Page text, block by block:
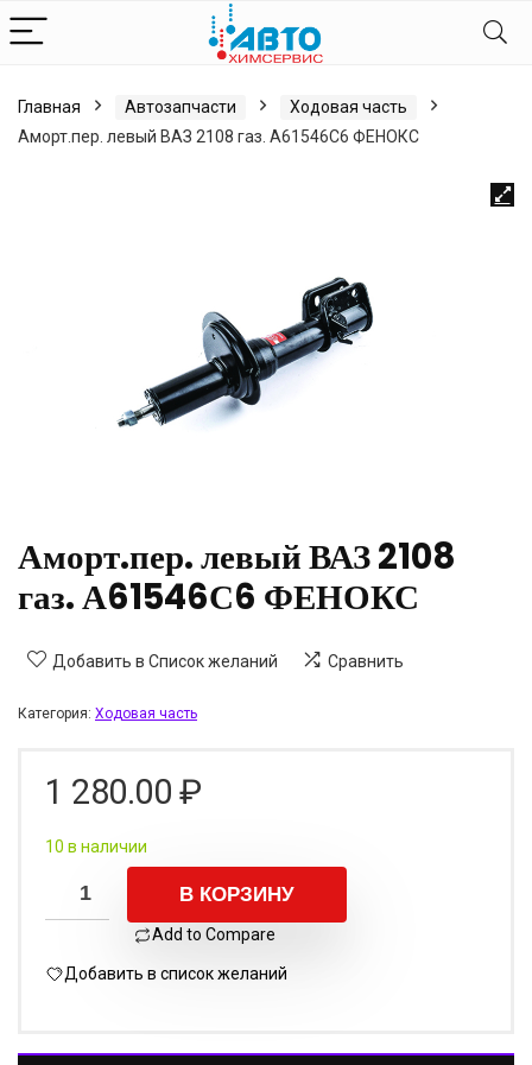
Главная Автозапчасти
Ходовая часть
Аморт.пер. левый ВАЗ 2108 газ. А61546С6 ФЕНОКС
Аморт.пер. левый ВАЗ 2108
газ. А61546С6 ФЕНОКС
Добавить в Список желаний Сравнить
Категория: Ходовая часть
1 280.00 ₽
10 в наличии
В КОРЗИНУ
Add to Compare
Добавить в список желаний